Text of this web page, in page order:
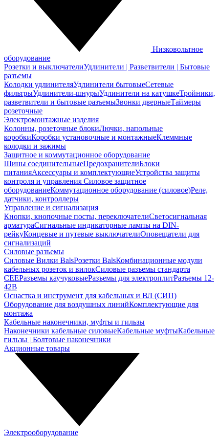
Низковольтное
оборудование
Розетки и выключателиУдлинители | Разветвители | Бытовые
разъемы
Колодки удлинителяУдлинители бытовыеСетевые
фильтрыУдлинители-шнурыУдлинители на катушкеТройники,
разветвители и бытовые разъемыЗвонки дверныеТаймеры
розеточные
Электромонтажные изделия
Колонны, розеточные блокиЛючки, напольные
коробкиКоробки установочные и монтажныеКлеммные
колодки и зажимы
Защитное и коммутационное оборудование
Шины соединительныеПредохранителиБлоки
питанияАксессуары и комплектующиеУстройства защиты
контроля и управления Силовое защитное
оборудованиеКоммутационное оборудование (силовое)Реле,
датчики, контроллеры
Управление и сигнализация
Кнопки, кнопочные посты, переключателиСветосигнальная
арматураСигнальные индикаторные лампы на DIN-
рейкуКонцевые и путевые выключателиОповещатели для
сигнализаций
Силовые разъемы
Силовые Вилки BalsРозетки BalsКомбинационные модули
кабельных розеток и вилокСиловые разъемы стандарта
CEEРазъемы каучуковыеРазъемы для электроплитРазъемы 12-
42В
Оснастка и инструмент для кабельных и ВЛ (СИП)
Оборудование для воздушных линийКомплектующие для
монтажа
Кабельные наконечники, муфты и гильзы
Наконечники кабельные силовыеКабельные муфтыКабельные
гильзы | Болтовые наконечники
Акционные товары
Электрооборудование